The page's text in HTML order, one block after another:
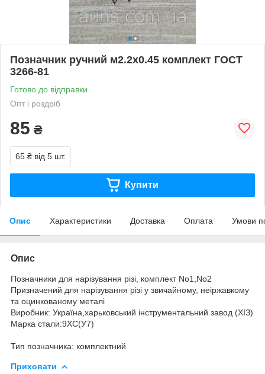
Позначник ручний м2.2х0.45 комплект ГОСТ
3266-81
Готово до відправки
Опт і роздріб
85 ₴
65 ₴ від 5 шт.
Купити
Опис Характеристики Доставка Оплата Умови
Опис
Позначники для нарізування різі, комплект No1,No2
Призначений для нарізування різі у звичайному, неіржавкому
та оцинкованому металі
Виробник: Україна,харьковський інструментальний завод (ХІЗ)
Марка стали:9ХС(У7)
Тип позначника: комплектний
Приховати